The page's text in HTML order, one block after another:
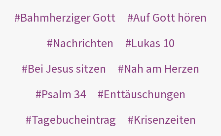
Bahmherziger Gott
Auf Gott hören
Nachrichten
Lukas 10
Bei Jesus sitzen
Nah am Herzen
Psalm 34
Enttäuschungen
Tagebucheintrag
Krisenzeiten